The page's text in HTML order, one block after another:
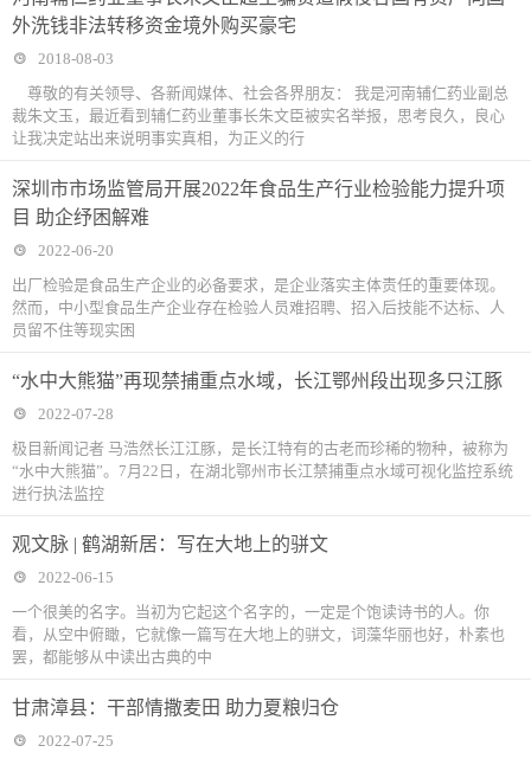
外洗钱非法转移资金境外购买豪宅
2018-08-03
尊敬的有关领导、各新闻媒体、社会各界朋友： 我是河南辅仁药业副总
裁朱文玉，最近看到辅仁药业董事长朱文臣被实名举报，思考良久，良心
让我决定站出来说明事实真相，为正义的行
深圳市市场监管局开展2022年食品生产行业检验能力提升项
目 助企纾困解难
2022-06-20
出厂检验是食品生产企业的必备要求，是企业落实主体责任的重要体现。
然而，中小型食品生产企业存在检验人员难招聘、招入后技能不达标、人
员留不住等现实困
“水中大熊猫”再现禁捕重点水域，长江鄂州段出现多只江豚
2022-07-28
极目新闻记者 马浩然长江江豚，是长江特有的古老而珍稀的物种，被称为
“水中大熊猫”。7月22日，在湖北鄂州市长江禁捕重点水域可视化监控系统
进行执法监控
观文脉 | 鹤湖新居：写在大地上的骈文
2022-06-15
一个很美的名字。当初为它起这个名字的，一定是个饱读诗书的人。你
看，从空中俯瞰，它就像一篇写在大地上的骈文，词藻华丽也好，朴素也
罢，都能够从中读出古典的中
甘肃漳县：干部情撒麦田 助力夏粮归仓
2022-07-25